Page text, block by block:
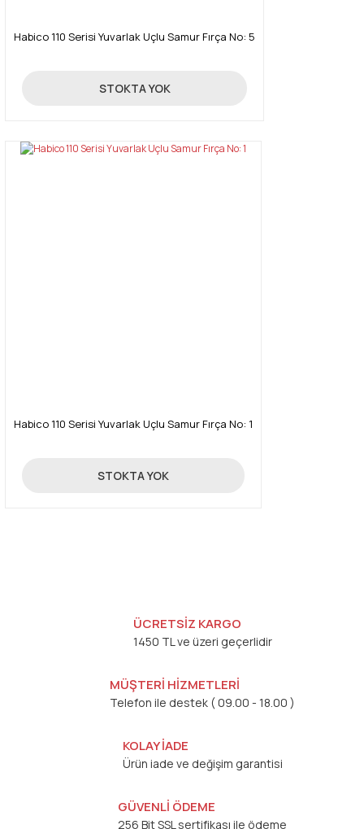
Habico 110 Serisi Yuvarlak Uçlu Samur Fırça No: 5
488,00 TL
STOKTA YOK
Habico 110 Serisi Yuvarlak Uçlu Samur Fırça No: 1
285,00 TL
STOKTA YOK
ÜCRETSİZ KARGO
1450 TL ve üzeri geçerlidir
MÜŞTERİ HİZMETLERİ
Telefon ile destek ( 09.00 - 18.00 )
KOLAY İADE
Ürün iade ve değişim garantisi
GÜVENLİ ÖDEME
256 Bit SSL sertifikası ile ödeme